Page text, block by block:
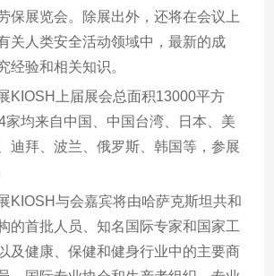
保展览会。除展出外，还将在会议上
关人类安全活动领域中，最新的成
经验和相关知识。
KIOSH上届展会总面积13000平方
家均来自中国、中国台湾、日本、美
迪拜、波兰、俄罗斯、韩国等，参展
KIOSH与会嘉宾将由哈萨克斯坦共和
的首批人员、知名国际专家和国家工
及健康、保健和健身行业中的主要商